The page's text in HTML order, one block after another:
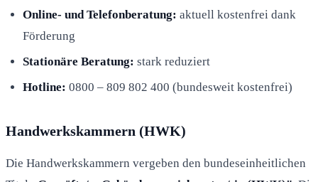
Online- und Telefonberatung: aktuell kostenfrei dank
Förderung
Stationäre Beratung: stark reduziert
Hotline: 0800 – 809 802 400 (bundesweit kostenfrei)
Handwerkskammern (HWK)
Die Handwerkskammern vergeben den bundeseinheitlichen